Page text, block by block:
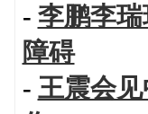
- 李鹏李
障碍
- 王震会